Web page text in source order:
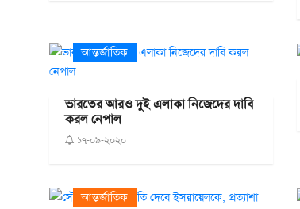
আন্তর্জাতিক
ভারতের আরও দুই এলাকা নিজেদের দাবি
করল নেপাল
১৭-০৯-২০২০
আন্তর্জাতিক